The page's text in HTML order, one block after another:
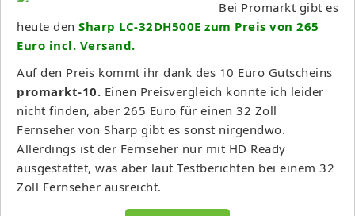
Bei Promarkt gibt es
heute den Sharp LC-32DH500E zum Preis von 265
Euro incl. Versand.
Auf den Preis kommt ihr dank des 10 Euro Gutscheins
promarkt-10. Einen Preisvergleich konnte ich leider
nicht finden, aber 265 Euro für einen 32 Zoll
Fernseher von Sharp gibt es sonst nirgendwo.
Allerdings ist der Fernseher nur mit HD Ready
ausgestattet, was aber laut Testberichten bei einem 32
Zoll Fernseher ausreicht.